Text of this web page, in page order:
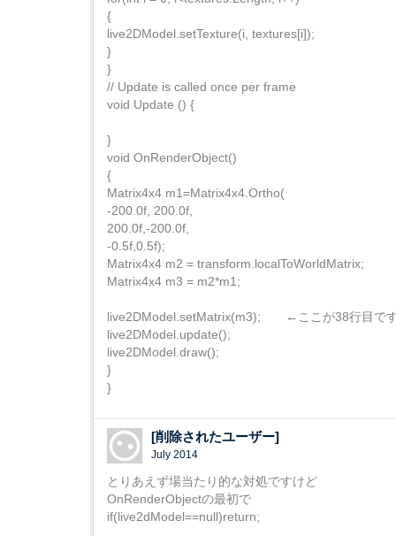
{
live2DModel.setTexture(i, textures[i]);
}
}
// Update is called once per frame
void Update () {
}
void OnRenderObject()
{
Matrix4x4 m1=Matrix4x4.Ortho(
-200.0f, 200.0f,
200.0f,-200.0f,
-0.5f,0.5f);
Matrix4x4 m2 = transform.localToWorldMatrix;
Matrix4x4 m3 = m2*m1;
live2DModel.setMatrix(m3); ←ここが38行目で
live2DModel.update();
live2DModel.draw();
}
}
[削除されたユーザー]
July 2014
とりあえず場当たり的な対処ですけど
OnRenderObjectの最初で
if(live2dModel==null)return;